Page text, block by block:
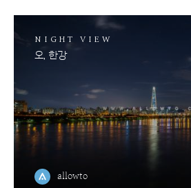
NIGHT VIEW
오, 한강
allowto